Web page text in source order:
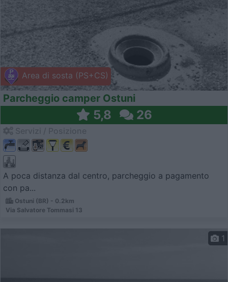
Area di sosta (PS+CS)
Parcheggio camper Ostuni
5,8 26
A poca distanza dal centro, parcheggio a pagamento
con pa...
Ostuni (BR) - 0.2km
Via Salvatore Tommasi 13
1